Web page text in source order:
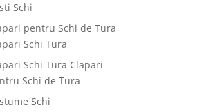
Schi
pentru Schi de Tura
Schi Tura
Schi Tura Clapari
Schi de Tura
Schi